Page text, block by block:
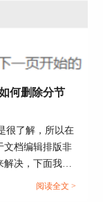
思，excel标准
可以由此学会
一反三的正确
决很多数据处
署名：whisper
何删除分节
很了解，所以在
文档编辑排版非
解决，下面我们
如何删除分节
阅读全文 >